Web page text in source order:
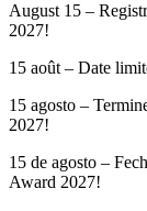
August 15 –
2027!
15 août – Date
15 agosto –
2027!
15 de agosto –
Award 2027!